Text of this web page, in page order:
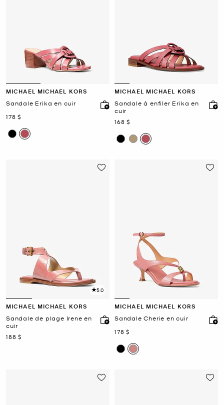
MICHAEL MICHAEL KORS
Sandale Erika en cuir
maintenant
178 $
MICHAEL MICHAEL KORS
Sandale à enfiler Erika en
cuir
maintenant
168 $
5.0
MICHAEL MICHAEL KORS
Sandale de plage Irene en
cuir
maintenant
188 $
MICHAEL MICHAEL KORS
Sandale Cherie en cuir
maintenant
178 $